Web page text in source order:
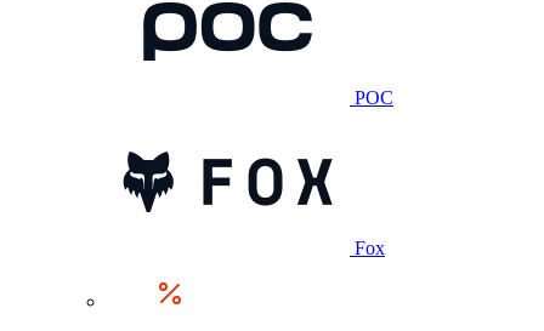
POC
Fox